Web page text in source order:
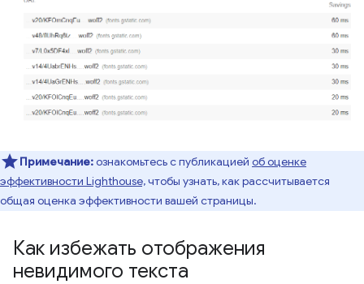
Примечание:ознакомьтесь с публикацией об оценке
эффективности Lighthouse,чтобы узнать, как рассчитывается
общая оценка эффективности вашей страницы.
Как избежать отображения
невидимого текста